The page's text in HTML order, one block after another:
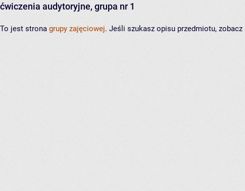
ćwiczenia audytoryjne, grupa nr 1
To jest strona grupy zajęciowej. Jeśli szukasz opisu przedmiotu, zobacz